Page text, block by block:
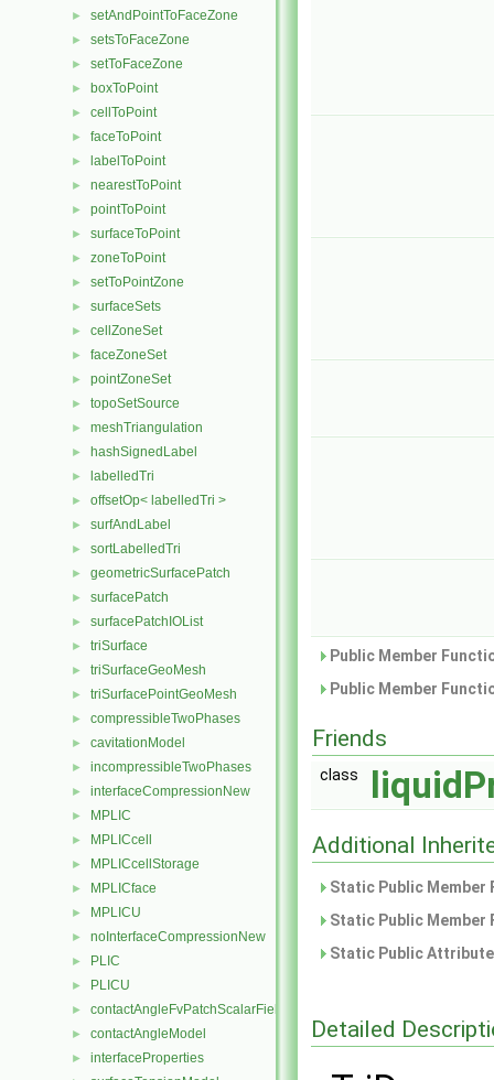
► setAndPointToFaceZone
► setsToFaceZone
► setToFaceZone
► boxToPoint
► cellToPoint
► faceToPoint
► labelToPoint
► nearestToPoint
► pointToPoint
► surfaceToPoint
► zoneToPoint
► setToPointZone
► surfaceSets
► cellZoneSet
► faceZoneSet
► pointZoneSet
► topoSetSource
► meshTriangulation
► hashSignedLabel
► labelledTri
► offsetOp< labelledTri >
► surfAndLabel
► sortLabelledTri
► geometricSurfacePatch
► surfacePatch
► surfacePatchIOList
► triSurface
► triSurfaceGeoMesh
► triSurfacePointGeoMesh
► compressibleTwoPhases
► cavitationModel
► incompressibleTwoPhases
► interfaceCompressionNew
► MPLIC
► MPLICcell
► MPLICcellStorage
► MPLICface
► MPLICU
► noInterfaceCompressionNew
► PLIC
► PLICU
► contactAngleFvPatchScalarField
► contactAngleModel
► interfaceProperties
Public Member
Public Member
Friends
class
Additional
Static Public
Static Public
Static Public
Detailed